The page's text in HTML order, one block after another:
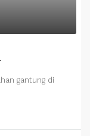
gantung di